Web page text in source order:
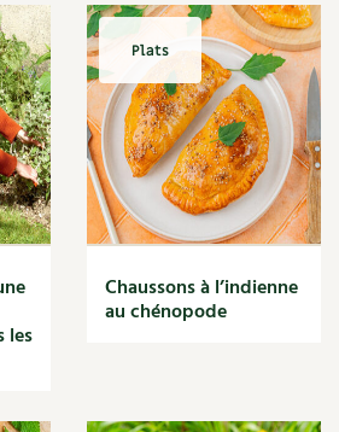
les
Plats
Chaussons à l’indienne
au chénopode